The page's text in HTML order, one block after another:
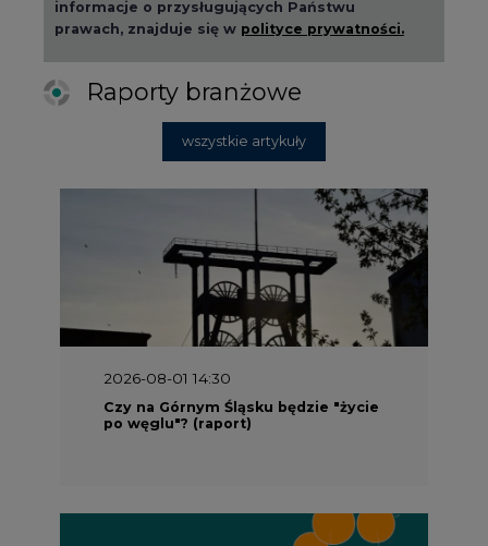
informacje o przysługujących Państwu
prawach, znajduje się w polityce prywatności.
Raporty branżowe
wszystkie artykuły
2026-08-01 14:30
Czy na Górnym Śląsku będzie "życie
po węglu"? (raport)